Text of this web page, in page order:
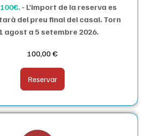
- L’import de la reserva es
del preu final del casal. Torn
agost a 5 setembre 2026.
100,00€
Reservar